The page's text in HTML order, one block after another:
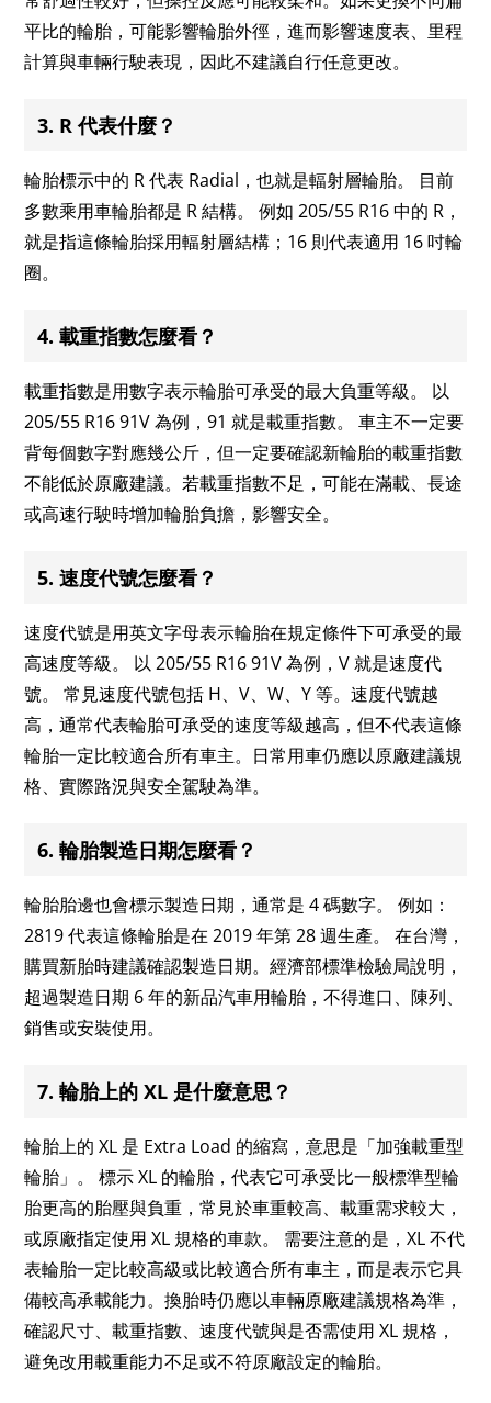
平比的輪胎，可能影響輪胎外徑，進而影響速度表、里程
計算與車輛行駛表現，因此不建議自行任意更改。
3. R 代表什麼？
輪胎標示中的 R 代表 Radial，也就是輻射層輪胎。 目前
多數乘用車輪胎都是 R 結構。 例如 205/55 R16 中的 R，
就是指這條輪胎採用輻射層結構；16 則代表適用 16 吋輪
圈。
4. 載重指數怎麼看？
載重指數是用數字表示輪胎可承受的最大負重等級。 以
205/55 R16 91V 為例，91 就是載重指數。 車主不一定要
背每個數字對應幾公斤，但一定要確認新輪胎的載重指數
不能低於原廠建議。若載重指數不足，可能在滿載、長途
或高速行駛時增加輪胎負擔，影響安全。
5. 速度代號怎麼看？
速度代號是用英文字母表示輪胎在規定條件下可承受的最
高速度等級。 以 205/55 R16 91V 為例，V 就是速度代
號。 常見速度代號包括 H、V、W、Y 等。速度代號越
高，通常代表輪胎可承受的速度等級越高，但不代表這條
輪胎一定比較適合所有車主。日常用車仍應以原廠建議規
格、實際路況與安全駕駛為準。
6. 輪胎製造日期怎麼看？
輪胎胎邊也會標示製造日期，通常是 4 碼數字。 例如：
2819 代表這條輪胎是在 2019 年第 28 週生產。 在台灣，
購買新胎時建議確認製造日期。經濟部標準檢驗局說明，
超過製造日期 6 年的新品汽車用輪胎，不得進口、陳列、
銷售或安裝使用。
7. 輪胎上的 XL 是什麼意思？
輪胎上的 XL 是 Extra Load 的縮寫，意思是「加強載重型
輪胎」。 標示 XL 的輪胎，代表它可承受比一般標準型輪
胎更高的胎壓與負重，常見於車重較高、載重需求較大，
或原廠指定使用 XL 規格的車款。 需要注意的是，XL 不代
表輪胎一定比較高級或比較適合所有車主，而是表示它具
備較高承載能力。換胎時仍應以車輛原廠建議規格為準，
確認尺寸、載重指數、速度代號與是否需使用 XL 規格，
避免改用載重能力不足或不符原廠設定的輪胎。